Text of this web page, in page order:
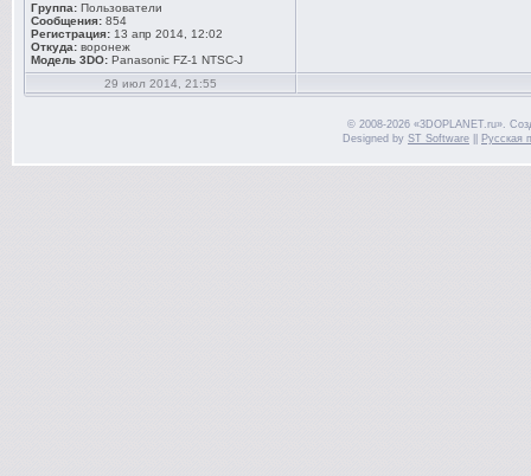
Группа: Пользователи
Сообщения: 854
Регистрация: 13 апр 2014, 12:02
Откуда: воронеж
Модель 3DO: Panasonic FZ-1 NTSC-J
29 июл 2014, 21:55
© 2008-2026 «3DOPLANET.ru».
Designed by ST Software Русская